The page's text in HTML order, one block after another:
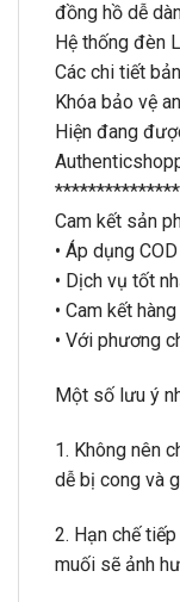
đồng hồ dễ
Hệ thống đèn
Các chi tiết
Khóa bảo vệ
Hiện đang
Cam kết sản
• Áp dụng
• Dịch vụ tốt
• Cam kết
• Với phương
Một số lưu ý
1. Không nên
dễ bị cong và
2. Hạn chế
muối sẽ ảnh